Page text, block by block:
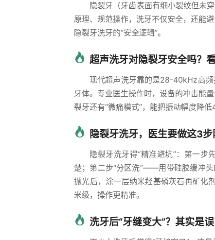
隐裂牙（牙齿表面有细小裂纹但未
原理、规范操作，洗牙不仅安全，还能
隐裂牙洗牙的“安全逻辑”。
超声洗牙对隐裂牙安全吗？
现代超声洗牙靠的是28-40kHz高频
牙体。专业医生操作时，设备的冲击能
裂牙还有“微痛模式”，能把振动幅度降
隐裂牙洗牙，医生要做这3步
隐裂牙洗牙得“精准避坑”：第一
楚；第二步“分区洗”——用带硅胶缓冲
抛光后，涂一层纳米羟基磷灰石再矿化
米级，操作更精准。
洗牙后“牙缝变大”？其实是